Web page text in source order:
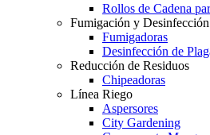
Rollos de Cadena
Fumigación y Desinfección
Fumigadoras
Desinfección de
Reducción de Residuos
Chipeadoras
Línea Riego
Aspersores
City Gardening